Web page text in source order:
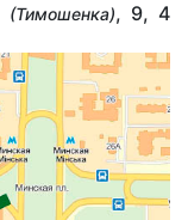
(Тимошенка), 9, 4